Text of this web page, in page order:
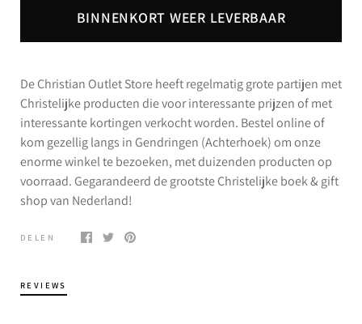
BINNENKORT WEER LEVERBAAR
De Christian Outlet Store heeft regelmatig grote partijen met
Christelijke producten die voor interessante prijzen of met
interessante kortingen verkocht worden. Bestel online of
kom gezellig langs in Gendringen (Achterhoek) om onze
enorme winkel te bezoeken, met duizenden producten op
voorraad. Gegarandeerd de grootste Christelijke boek & gift
shop van Nederland!
DELEN
REVIEWS